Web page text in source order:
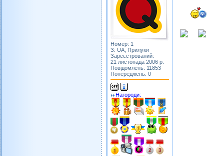
Номер: 1
З: UA, Прилуки
Зареєстрований:
21 листопада 2006 р.
Повідомлень: 11853
Попереджень: 0
Нагороди: